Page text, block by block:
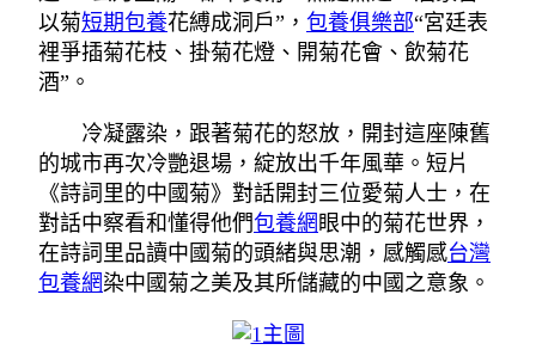
以菊短期包養花縛成洞戶”， 包養俱樂部“宮廷表
裡爭插菊花枝、掛菊花燈、開菊花會、飲菊花
酒”。
冷凝露染，跟著菊花的怒放，開封這座陳舊
的城市再次冷艷退場，綻放出千年風華。短片
《詩詞里的中國菊》對話開封三位愛菊人士，在
對話中察看和懂得他們包養網 眼中的菊花世界，
在詩詞里品讀中國菊的頭緒與思潮，感觸感台灣
包養網染中國菊之美及其所儲藏的中國之意象。